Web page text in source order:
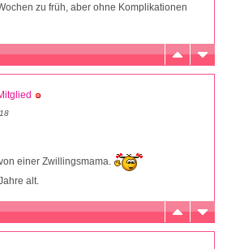
zu früh, aber ohne Komplikationen
einer Zwillingsmama.
alt.